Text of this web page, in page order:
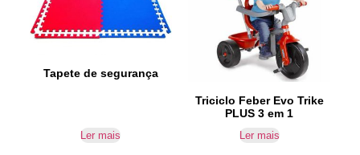
Tapete de segurança
Ler mais
Triciclo Feber Evo Trike
PLUS 3 em 1
Ler mais